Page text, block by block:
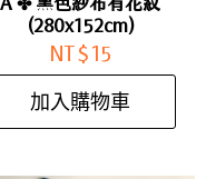
(280x152cm)
NT$ 15
加入購物車